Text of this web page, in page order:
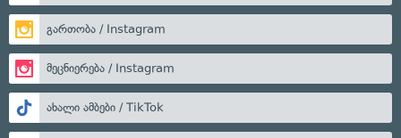
გართობა / Instagram
მეცნიერება / Instagram
ახალი ამბები / TikTok